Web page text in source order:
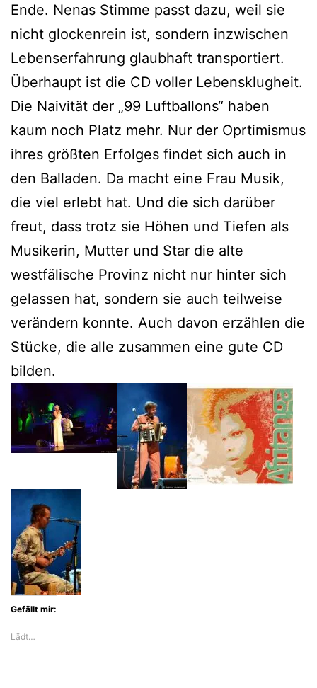
Ende. Nenas Stimme passt dazu, weil sie
nicht glockenrein ist, sondern inzwischen
Lebenserfahrung glaubhaft transportiert.
Überhaupt ist die CD voller Lebensklugheit.
Die Naivität der „99 Luftballons“ haben
kaum noch Platz mehr. Nur der Oprtimismus
ihres größten Erfolges findet sich auch in
den Balladen. Da macht eine Frau Musik,
die viel erlebt hat. Und die sich darüber
freut, dass trotz sie Höhen und Tiefen als
Musikerin, Mutter und Star die alte
westfälische Provinz nicht nur hinter sich
gelassen hat, sondern sie auch teilweise
verändern konnte. Auch davon erzählen die
Stücke, die alle zusammen eine gute CD
bilden.
Gefällt mir:
Lädt…